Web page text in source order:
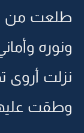
طلعت من
ونوره
نزلت أروى
وطقت